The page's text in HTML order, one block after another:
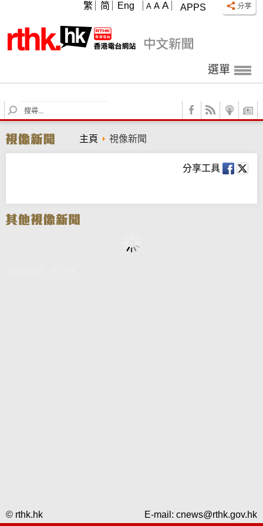
APPS
A A A
繁 简 Eng
選單
S
e
r
c
主頁 視像新聞
分享工具
© rthk.hk E-mail: cnews@rthk.gov.hk